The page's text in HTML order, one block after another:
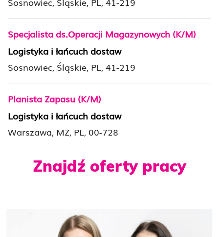
Specjalista ds.Operacji Magazynowych (K/M)
Logistyka i łańcuch dostaw
Sosnowiec, Śląskie, PL, 41-219
Planista Zapasu (K/M)
Logistyka i łańcuch dostaw
Warszawa, MZ, PL, 00-728
Znajdź oferty pracy